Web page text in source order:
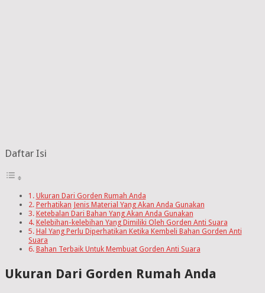
Daftar Isi
Ukuran Dari Gorden Rumah Anda
Perhatikan Jenis Material Yang Akan Anda Gunakan
Ketebalan Dari Bahan Yang Akan Anda Gunakan
Kelebihan-kelebihan Yang Dimiliki Oleh Gorden Anti Suara
Hal Yang Perlu Diperhatikan Ketika Kembeli Bahan Gorden Anti
Suara
Bahan Terbaik Untuk Membuat Gorden Anti Suara
Ukuran Dari Gorden Rumah Anda